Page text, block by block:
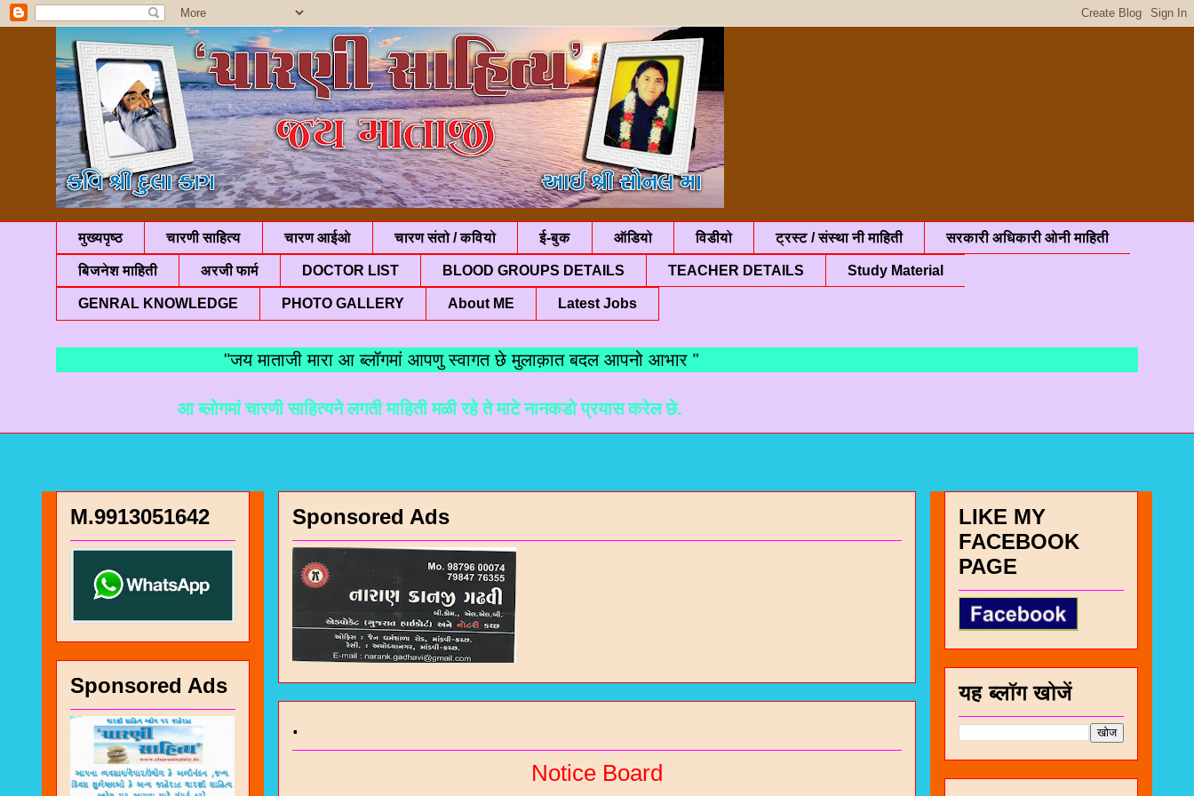
मुख्यपृष्ठ चारणी साहित्य चारण आईओ चारण संतो / कवियो ई-बुक ऑडियो विडीयो ट्रस्ट / संस्था नी माहिती सरकारी अधिकारी ओनी माहिती
बिजनेश माहिती अरजी फार्म DOCTOR LIST BLOOD GROUPS DETAILS TEACHER DETAILS Study Material
GENRAL KNOWLEDGE PHOTO GALLERY About ME Latest Jobs
"जय माताजी मारा आ ब्लॉगमां आपणु स्वागत छे मुलाक़ात बदल आपनो आभार "
आ ब्लोगमां चारणी साहित्यने लगती माहिती मळी रहे ते माटे नानकडो प्रयास करेल छे.
Sponsored Ads
.
Notice Board
M.9913051642
Sponsored Ads
LIKE MY
FACEBOOK
PAGE
यह ब्लॉग खोजें